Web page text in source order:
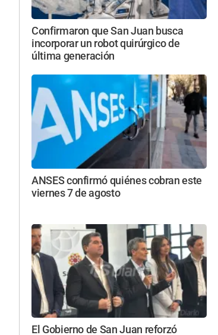
Confirmaron que San Juan busca
incorporar un robot quirúrgico de
última generación
ANSES confirmó quiénes cobran este
viernes 7 de agosto
El Gobierno de San Juan reforzó